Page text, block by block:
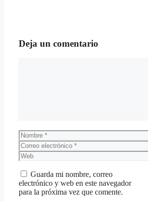
Deja un comentario
Nombre
Correo
electrónico
Web
Guarda mi nombre, correo
electrónico y web en este navegador
para la próxima vez que comente.